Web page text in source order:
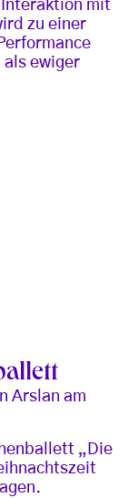
mit
zu einer
als ewiger
Arslan am
„Die